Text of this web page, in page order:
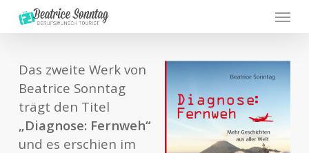
Menu
Das zweite Werk von
Beatrice Sonntag
trägt den Titel
„Diagnose: Fernweh“
und es erschien im